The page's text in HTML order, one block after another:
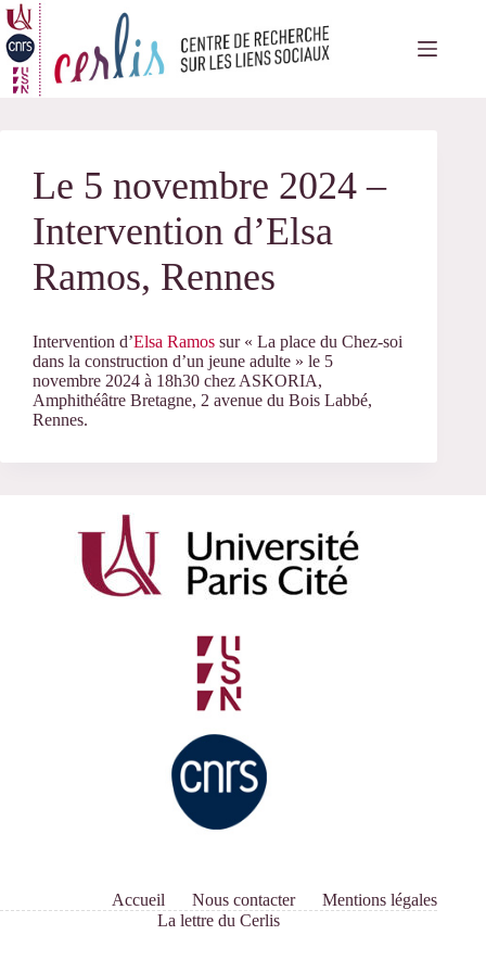
Passer
au
contenu
Le 5 novembre 2024 –
Intervention d’Elsa
Ramos, Rennes
Intervention d’Elsa Ramos sur « La place du Chez-soi
dans la construction d’un jeune adulte » le 5
novembre 2024 à 18h30 chez ASKORIA,
Amphithéâtre Bretagne, 2 avenue du Bois Labbé,
Rennes.
Accueil Nous contacter
Mentions légales
La lettre du Cerlis